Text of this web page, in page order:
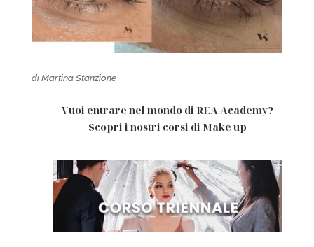
di Martina Stanzione
Vuoi entrare nel mondo di REA Academy?
Scopri i nostri corsi di Make up